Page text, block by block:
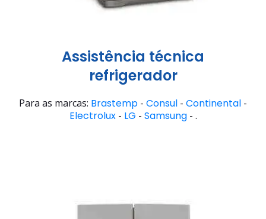
Assistência técnica
refrigerador
Para as marcas: Brastemp - Consul - Continental -
Electrolux- LG - Samsung- .